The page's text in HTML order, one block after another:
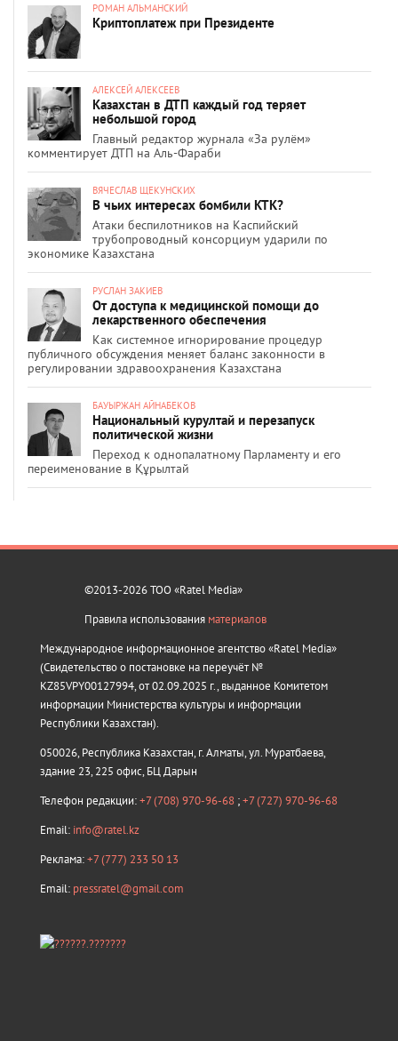
РОМАН АЛЬМАНСКИЙ
Криптоплатеж при Президенте
АЛЕКСЕЙ АЛЕКСЕЕВ
Казахстан в ДТП каждый год теряет
небольшой город
Главный редактор журнала «За рулём»
комментирует ДТП на Аль-Фараби
ВЯЧЕСЛАВ ЩЕКУНСКИХ
В чьих интересах бомбили КТК?
Атаки беспилотников на Каспийский
трубопроводный консорциум ударили по
экономике Казахстана
РУСЛАН ЗАКИЕВ
От доступа к медицинской помощи до
лекарственного обеспечения
Как системное игнорирование процедур
публичного обсуждения меняет баланс законности в
регулировании здравоохранения Казахстана
БАУЫРЖАН АЙНАБЕКОВ
Национальный курултай и перезапуск
политической жизни
Переход к однопалатному Парламенту и его
переименование в Құрылтай
©2013-2026 ТОО «Ratel Media»
Правила использования материалов
Международное информационное агентство «Ratel Media»
(Свидетельство о постановке на переучёт №
KZ85VPY00127994, от 02.09.2025 г., выданное Комитетом
информации Министерства культуры и информации
Республики Казахстан).
050026, Республика Казахстан, г. Алматы, ул. Муратбаева,
здание 23, 225 офис, БЦ Дарын
Телефон редакции:+7 (708) 970-96-68 ;+7 (727) 970-96-68
Email: info@ratel.kz
Реклама:+7 (777) 233 50 13
Email: pressratel@gmail.com